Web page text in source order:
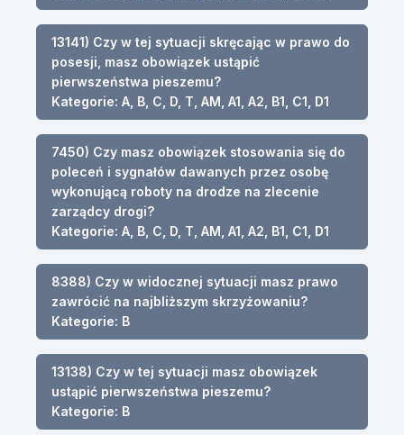
13141) Czy w tej sytuacji skręcając w prawo do
posesji, masz obowiązek ustąpić
pierwszeństwa pieszemu?
Kategorie: A, B, C, D, T, AM, A1, A2, B1, C1, D1
7450) Czy masz obowiązek stosowania się do
poleceń i sygnałów dawanych przez osobę
wykonującą roboty na drodze na zlecenie
zarządcy drogi?
Kategorie: A, B, C, D, T, AM, A1, A2, B1, C1, D1
8388) Czy w widocznej sytuacji masz prawo
zawrócić na najbliższym skrzyżowaniu?
Kategorie: B
13138) Czy w tej sytuacji masz obowiązek
ustąpić pierwszeństwa pieszemu?
Kategorie: B